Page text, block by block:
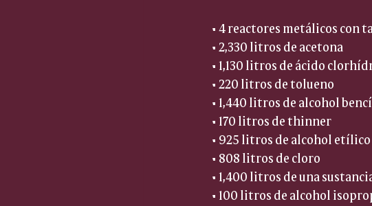
• 4 reactores metálicos con
• 2,330 litros de acetona
• 1,130 litros de ácido
• 220 litros de tolueno
• 1,440 litros de alcohol
• 170 litros de thinner
• 925 litros de alcohol etílico
• 808 litros de cloro
• 1,400 litros de una
• 100 litros de alcohol